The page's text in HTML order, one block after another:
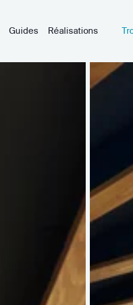
Guides Réalisations